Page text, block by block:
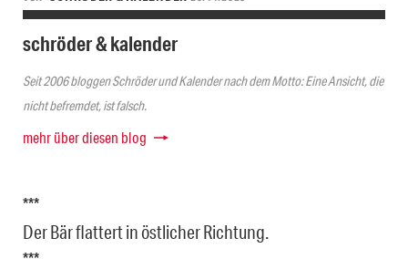
schröder & kalender
Seit 2006 bloggen Schröder und Kalender nach dem Motto: Eine Ansicht, die
nicht befremdet, ist falsch.
mehr über diesen blog
***
Der Bär flattert in östlicher Richtung.